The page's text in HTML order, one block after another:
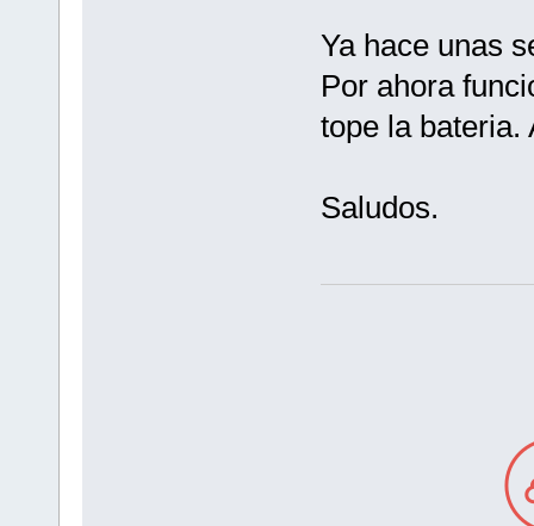
Ya hace unas
Por ahora
tope la bateria.
Saludos.